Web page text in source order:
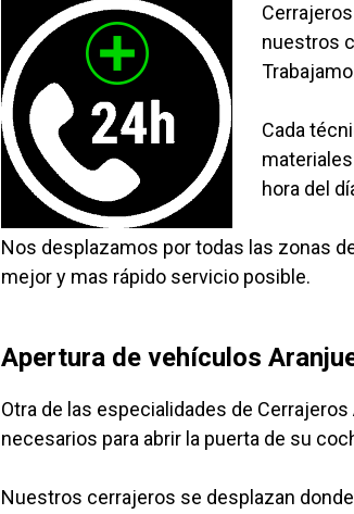
nuestros
Cada
hora del
Nos desplazamos por todas las zonas
mejor y mas rápido servicio posible.
Apertura de vehículos
Otra de las especialidades de
necesarios para abrir la puerta de su
Nuestros cerrajeros se desplazan